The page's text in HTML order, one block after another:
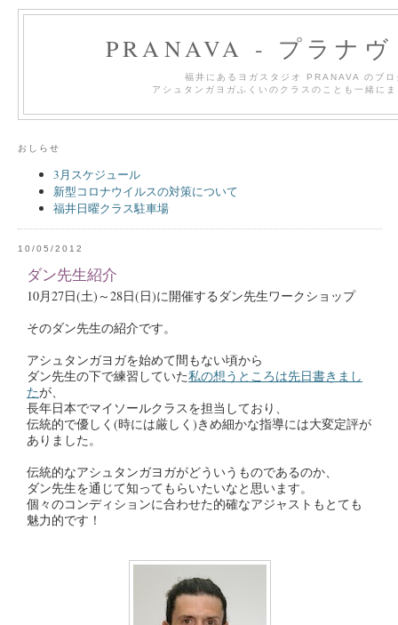
PRANAVA - プラナ
福井にあるヨガスタジオ PRANAVA のブロ
アシュタンガヨガふくいのクラスのことも一緒に
おしらせ
3月スケジュール
新型コロナウイルスの対策について
福井日曜クラス駐車場
10/05/2012
ダン先生紹介
10月27日(土)～28日(日)に開催するダン先生ワークショップ
そのダン先生の紹介です。
アシュタンガヨガを始めて間もない頃から
ダン先生の下で練習していた私の想うところは先日書きまし
たが、
長年日本でマイソールクラスを担当しており、
伝統的で優しく(時には厳しく)きめ細かな指導には大変定評が
ありました。
伝統的なアシュタンガヨガがどういうものであるのか、
ダン先生を通じて知ってもらいたいなと思います。
個々のコンディションに合わせた的確なアジャストもとても
魅力的です！